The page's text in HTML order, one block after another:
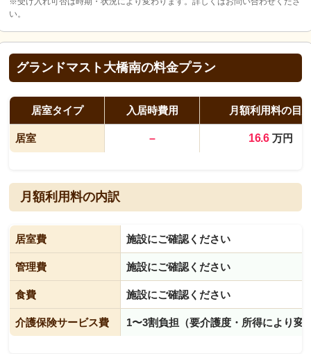
い。
グランドマスト大橋南の料金プラン
居室タイプ 入居時費用 月額利用料の目
居室 – 16.6万円
月額利用料の内訳
居室費 施設にご確認ください
管理費 施設にご確認ください
食費 施設にご確認ください
介護保険サービス費 1〜3割負担（要介護度・所得により変